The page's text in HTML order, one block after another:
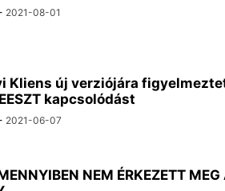
2021-08-01
Kliens új verziójára
kapcsolódást
2021-06-07
NEM ÉRKEZETT MEG